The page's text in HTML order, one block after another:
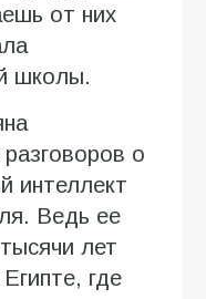
от них
школы.
о
интеллект
Ведь ее
лет
где